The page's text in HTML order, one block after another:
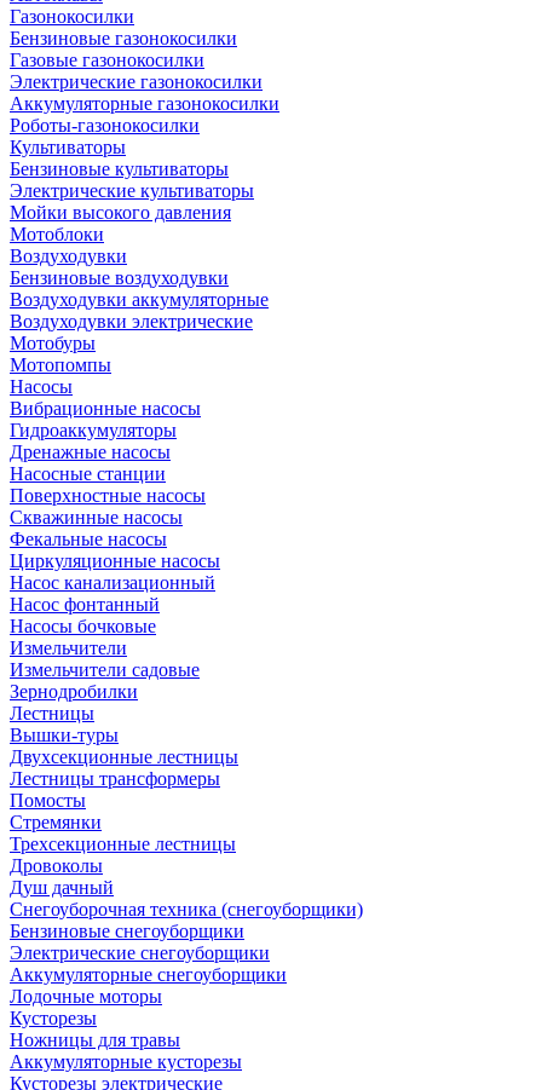
Газонокосилки
Бензиновые газонокосилки
Газовые газонокосилки
Электрические газонокосилки
Аккумуляторные газонокосилки
Роботы-газонокосилки
Культиваторы
Бензиновые культиваторы
Электрические культиваторы
Мойки высокого давления
Мотоблоки
Воздуходувки
Бензиновые воздуходувки
Воздуходувки аккумуляторные
Воздуходувки электрические
Мотобуры
Мотопомпы
Насосы
Вибрационные насосы
Гидроаккумуляторы
Дренажные насосы
Насосные станции
Поверхностные насосы
Скважинные насосы
Фекальные насосы
Циркуляционные насосы
Насос канализационный
Насос фонтанный
Насосы бочковые
Измельчители
Измельчители садовые
Зернодробилки
Лестницы
Вышки-туры
Двухсекционные лестницы
Лестницы трансформеры
Помосты
Стремянки
Трехсекционные лестницы
Дровоколы
Душ дачный
Снегоуборочная техника (снегоуборщики)
Бензиновые снегоуборщики
Электрические снегоуборщики
Аккумуляторные снегоуборщики
Лодочные моторы
Кусторезы
Ножницы для травы
Аккумуляторные кусторезы
Кусторезы электрические